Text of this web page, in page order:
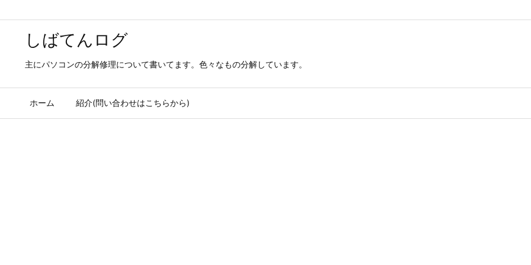
しばてんログ
主にパソコンの分解修理について書いてます。色々なもの分解しています。
ホーム 紹介(問い合わせはこちらから)